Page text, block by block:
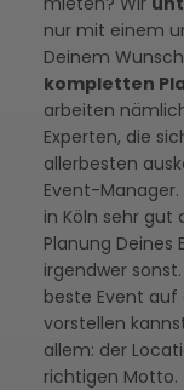
nur mit einem
Deinem
kompletten
arbeiten
Experten, die
allerbesten
Event-
in Köln sehr gut
Planung Deines
irgendwer
beste Event auf
vorstellen
allem: der
richtigen Motto.